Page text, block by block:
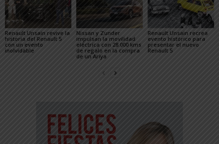
Renault Unsain revive la
historia del Renault 5
con un evento
inolvidable
Nissan y Zunder
impulsan la movilidad
eléctrica con 28.000 kms
de regalo en la compra
de un Ariya
Renault Unsain recrea
evento histórico para
presentar el nuevo
Renault 5